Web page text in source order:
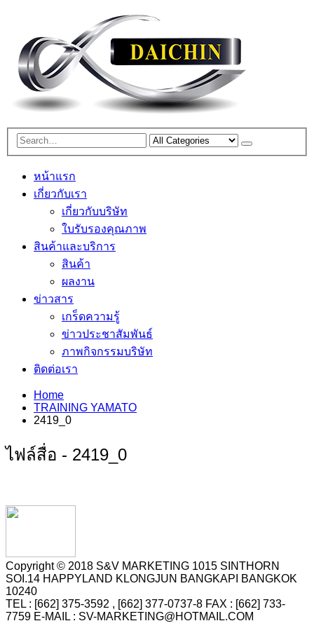
หน้าแรก
เกี่ยวกับเรา
เกี่ยวกับบริษัท
ใบรับรองคุณภาพ
สินค้าและบริการ
สินค้า
ผลงาน
ข่าวสาร
เกร็ดความรู้
ข่าวประชาสัมพันธ์
ภาพกิจกรรมบริษัท
ติดต่อเรา
Home
TRAINING YAMATO
2419_0
ไฟล์สื่อ - 2419_0
Copyright © 2018 S&V MARKETING 1015 SINTHORN
SOI.14 HAPPYLAND KLONGJUN BANGKAPI BANGKOK
10240
TEL : [662] 375-3592 , [662] 377-0737-8 FAX : [662] 733-
7759 E-MAIL : SV-MARKETING@HOTMAIL.COM